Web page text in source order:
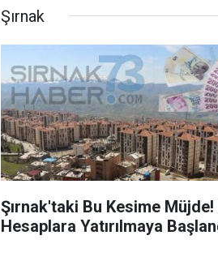
Şırnak
Şırnak'taki Bu Kesime
Hesaplara Yatırılmaya